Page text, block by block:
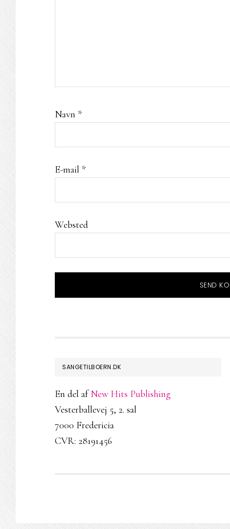
Navn *
E-mail *
Websted
FOOTER
SANGETILBOERN.DK
En del afNew Hits Publishing
Vesterballevej 5, 2. sal
7000 Fredericia
CVR: 28191456